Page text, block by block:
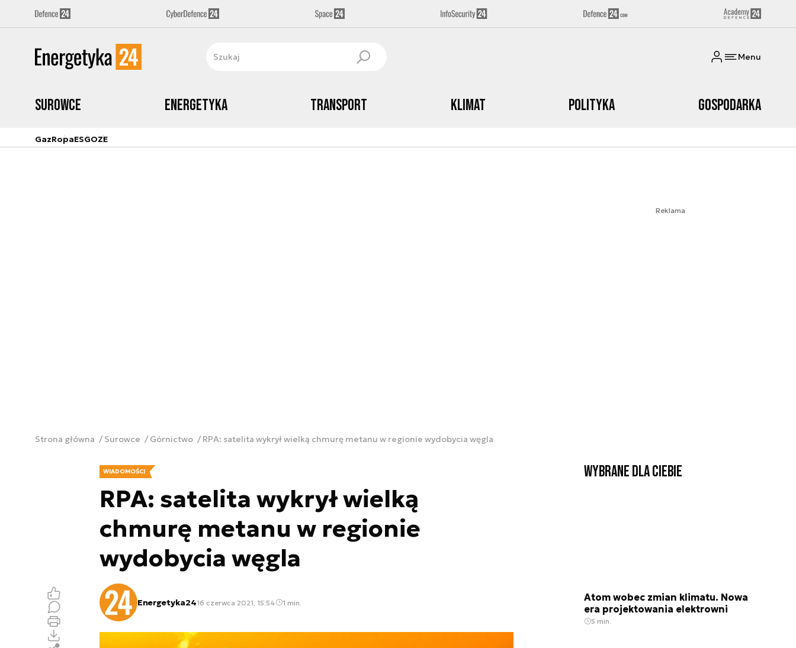
Menu
Surowce Energetyka Transport Klimat Polityka Gospodarka
GazRopaESGOZE
Reklama
Strona główna Surowce Górnictwo RPA: satelita wykrył wielką chmurę metanu w regionie wydobycia węgla
WIADOMOŚCI
RPA: satelita wykrył wielką
chmurę metanu w regionie
wydobycia węgla
Energetyka2416 czerwca 2021, 15:54 1 min.
Wybrane dla Ciebie
Atom wobec zmian klimatu. Nowa
era projektowania elektrowni
5 min.